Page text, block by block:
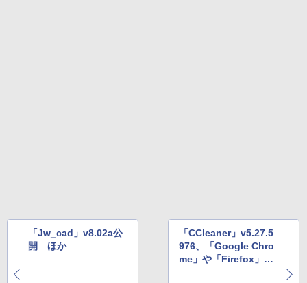
「Jw_cad」v8.02a公
開 ほか
「CCleaner」v5.27.5
976、「Google Chro
me」や「Firefox」の